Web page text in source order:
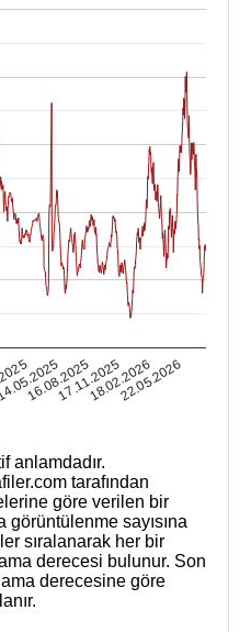
16.08.2025
17.11.2025
18.02.2026
22.05.2026
anlamdadır.
tarafından
göre verilen bir
görüntülenme sayısına
sıralanarak her bir
derecesi bulunur. Son
derecesine göre